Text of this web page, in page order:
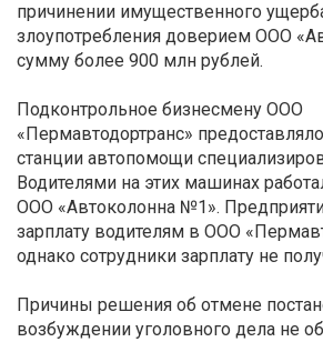
причинении имущественного
злоупотребления доверием ООО
сумму более 900 млн рублей.
Подконтрольное бизнесмену ООО
«Пермавтодортранс»
станции автопомощи
Водителями на этих машинах
ООО «Автоколонна №1».
зарплату водителям в ООО
однако сотрудники зарплату не
Причины решения об отмене
возбуждении уголовного дела не